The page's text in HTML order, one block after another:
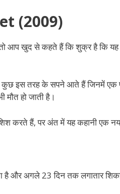
(2009)
आप खुद से कहते हैं कि शुक्र है कि
कुछ इस तरह के सपने आते हैं जिनमें एक
हो जाती है।
करते हैं, पर अंत में यह कहानी एक
है और अगले 23 दिन तक लगातार